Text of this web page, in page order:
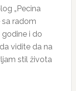
„Pecina
sa radom
i do
vidite da na
stil života